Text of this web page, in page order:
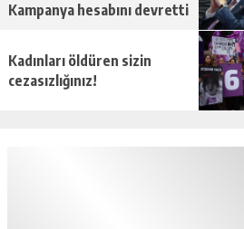
Kampanya hesabını devretti
Kadınları öldüren sizin
cezasızlığınız!